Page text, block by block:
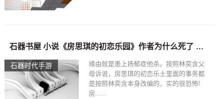
石器时代手游
石器书屋 小说《房思琪的初恋乐园》作者为什么死了 房思琪的初恋乐园老师的原型陈星现在怎样了？
缘由就是患上扬郁症他杀。按照林奕含父
母诉说，房思琪的初恋乐土里面的事务都
是按照林奕含本身改编的，实的很恐怖!
房......